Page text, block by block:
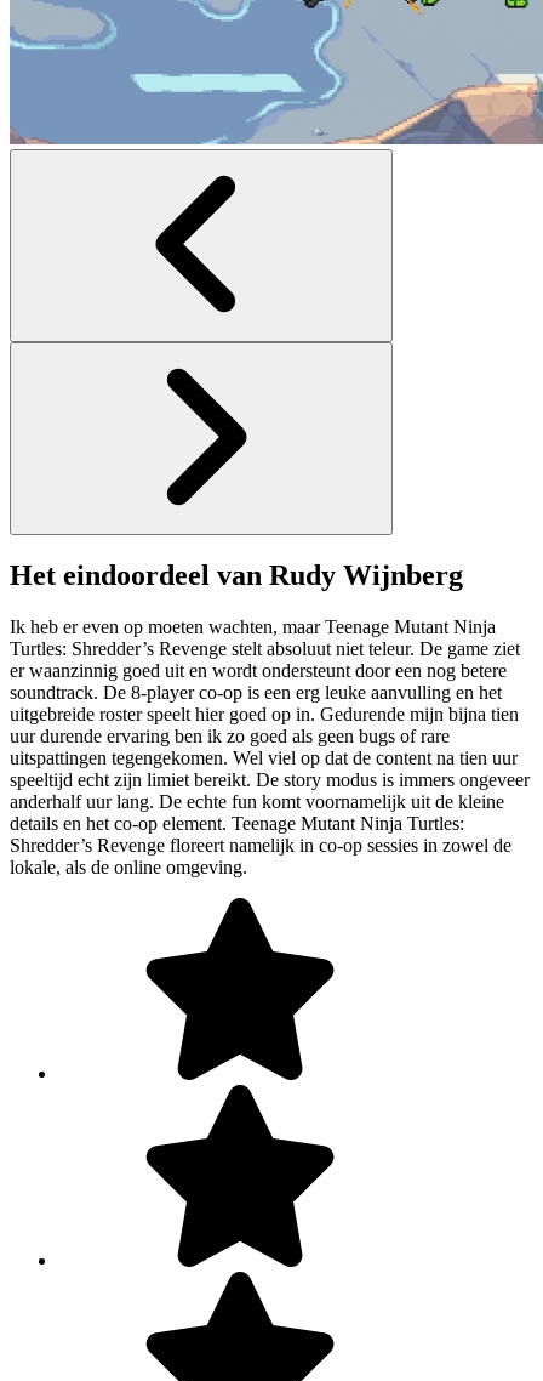
Het eindoordeel van Rudy Wijnberg
Ik heb er even op moeten wachten, maar Teenage Mutant Ninja
Turtles: Shredder’s Revenge stelt absoluut niet teleur. De game ziet
er waanzinnig goed uit en wordt ondersteunt door een nog betere
soundtrack. De 8-player co-op is een erg leuke aanvulling en het
uitgebreide roster speelt hier goed op in. Gedurende mijn bijna tien
uur durende ervaring ben ik zo goed als geen bugs of rare
uitspattingen tegengekomen. Wel viel op dat de content na tien uur
speeltijd echt zijn limiet bereikt. De story modus is immers ongeveer
anderhalf uur lang. De echte fun komt voornamelijk uit de kleine
details en het co-op element. Teenage Mutant Ninja Turtles:
Shredder’s Revenge floreert namelijk in co-op sessies in zowel de
lokale, als de online omgeving.